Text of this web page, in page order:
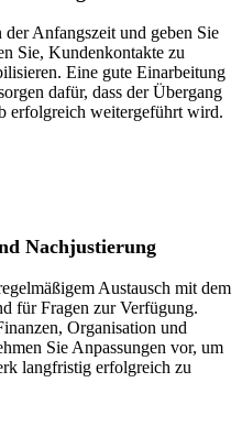
Anfangszeit und geben Sie
Sie, Kundenkontakte zu
Eine gute Einarbeitung
dafür, dass der Übergang
erfolgreich weitergeführt wird.
Nachjustierung
Austausch mit dem
für Fragen zur Verfügung.
Organisation und
Sie Anpassungen vor, um
langfristig erfolgreich zu